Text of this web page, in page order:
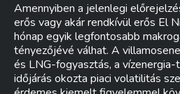
Amennyiben a jelenlegi
erős vagy akár rendkívül erős El
hónap egyik legfontosabb
tényezőjévé válhat. A
és LNG-fogyasztás, a
időjárás okozta piaci volatilitás